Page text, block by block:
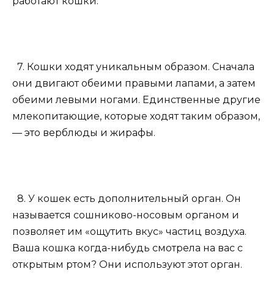
7. Кошки ходят уникальным образом. Сначала
они двигают обеими правыми лапами, а затем
обеими левыми ногами. Единственные другие
млекопитающие, которые ходят таким образом,
— это верблюды и жирафы.
8. У кошек есть дополнительный орган. Он
называется сошниково-носовым органом и
позволяет им «ощутить вкус» частиц воздуха.
Ваша кошка когда-нибудь смотрела на вас с
открытым ртом? Они используют этот орган.